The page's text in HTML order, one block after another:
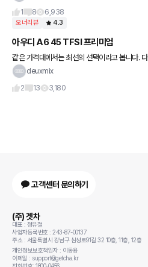
1
8 6,938
오너리뷰 4.3
아우디 A6 45 TFSI 프리미엄
같은 가격대에서는 최선의 선택이라고 봅니다.
서 시동꺼짐 이슈 5월 이전 출고분에서는 물고임
deuxmix
2
13 3,180
고객센터 문의하기
(주) 겟차
대표 : 정유철
사업자등록번호 : 243-87-00137
주소 : 서울특별시 강남구 삼성로91길 32 10층, 11층, 12층
개인정보보호책임자 : 이동용
이메일 : support@getcha.kr
전화번호: 1800-0456